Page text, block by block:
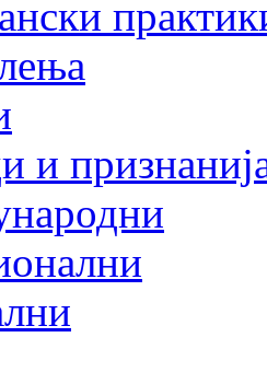
и